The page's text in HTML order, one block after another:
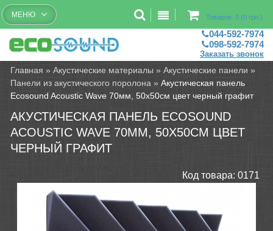
Бесплатный рассчет помещений
Товаров: 0 (0 грн.)
МЕНЮ
044-592-7974
098-592-7974
Заказать звонок
Главная »Акустические материалы »Акустические панели »
Панели из акустического поролона »Акустическая панель
Ecosound Acoustic Wave 70мм, 50х50см цвет черный графит
АКУСТИЧЕСКАЯ ПАНЕЛЬ ECOSOUND
ACOUSTIC WAVE 70ММ, 50Х50СМ ЦВЕТ
ЧЕРНЫЙ ГРАФИТ
Код товара: 0171